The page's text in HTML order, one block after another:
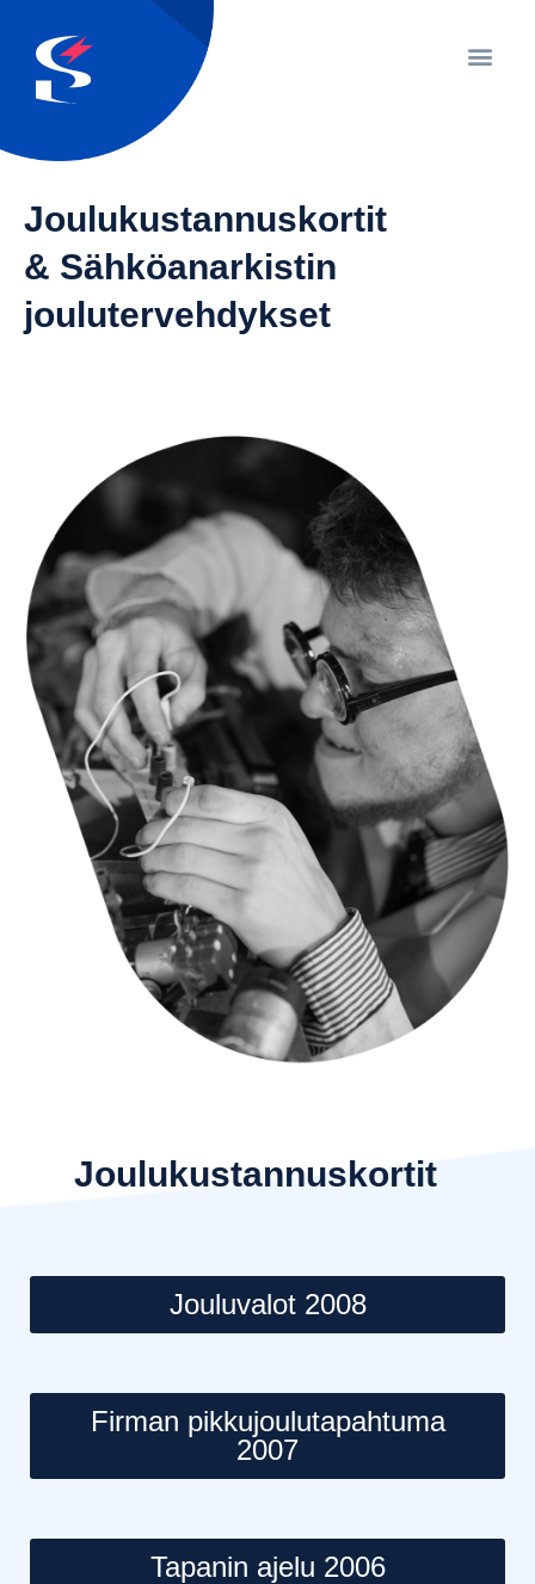
Joulukustannuskortit
& Sähköanarkistin
joulutervehdykset
Joulukustannuskortit
Jouluvalot 2008
Firman pikkujoulutapahtuma
2007
Tapanin ajelu 2006